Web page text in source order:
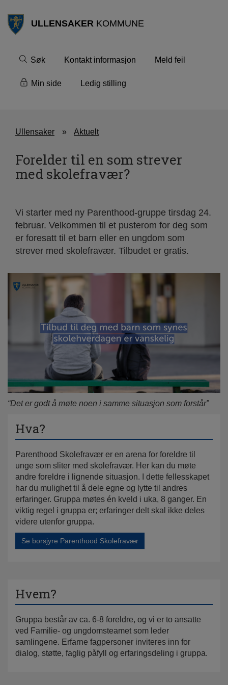
ULLENSAKERKOMMUNE
Søk Kontakt informasjon Meld feil
Min side Ledig stilling
Ullensaker Aktuelt
Forelder til en som strever
med skolefravær?
Vi starter med ny Parenthood-gruppe tirsdag 24.
februar. Velkommen til et pusterom for deg som
er foresatt til et barn eller en ungdom som
strever med skolefravær. Tilbudet er gratis.
“Det er godt å møte noen i samme situasjon som forstår”
Hva?
Parenthood Skolefravær er en arena for foreldre til
unge som sliter med skolefravær. Her kan du møte
andre foreldre i lignende situasjon. I dette fellesskapet
har du mulighet til å dele egne og lytte til andres
erfaringer. Gruppa møtes én kveld i uka, 8 ganger. En
viktig regel i gruppa er; erfaringer delt skal ikke deles
videre utenfor gruppa.
Se borsjyre Parenthood Skolefravær
Hvem?
Gruppa består av ca. 6-8 foreldre, og vi er to ansatte
ved Familie- og ungdomsteamet som leder
samlingene. Erfarne fagpersoner inviteres inn for
dialog, støtte, faglig påfyll og erfaringsdeling i gruppa.